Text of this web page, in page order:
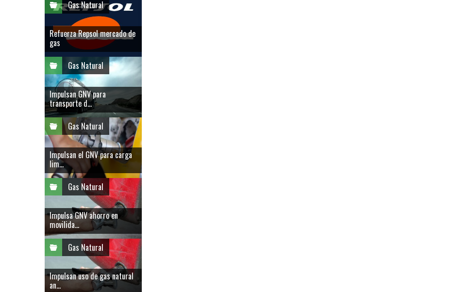
Gas Natural
Refuerza Repsol mercado de
gas
Gas Natural
Impulsan GNV para
transporte d...
Gas Natural
Impulsan el GNV para carga
lim...
Gas Natural
Impulsa GNV ahorro en
movilida...
Gas Natural
Impulsan uso de gas natural
an...